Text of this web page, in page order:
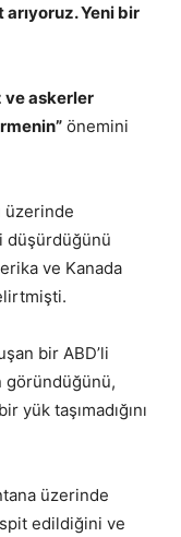
Yeni bir
ve askerler
önemini
üzerinde
düşürdüğünü
ve Kanada
bir ABD’li
göründüğünü,
yük taşımadığını
üzerinde
edildiğini ve